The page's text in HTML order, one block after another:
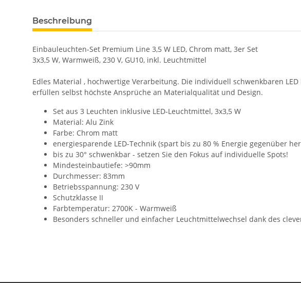
Beschreibung
Einbauleuchten-Set Premium Line 3,5 W LED, Chrom matt, 3er Set
3x3,5 W, Warmweiß, 230 V, GU10, inkl. Leuchtmittel
Edles Material , hochwertige Verarbeitung. Die individuell schwenkbaren
erfüllen selbst höchste Ansprüche an Materialqualität und Design.
Set aus 3 Leuchten inklusive LED-Leuchtmittel, 3x3,5 W
Material: Alu Zink
Farbe: Chrom matt
energiesparende LED-Technik (spart bis zu 80 % Energie gegenüber
bis zu 30° schwenkbar - setzen Sie den Fokus auf individuelle Spots!
Mindesteinbautiefe: >90mm
Durchmesser: 83mm
Betriebsspannung: 230 V
Schutzklasse II
Farbtemperatur: 2700K - Warmweiß
Besonders schneller und einfacher Leuchtmittelwechsel dank des